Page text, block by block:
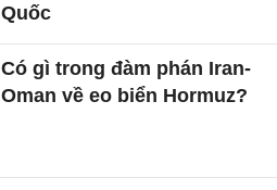
Quốc
Có gì trong đàm phán Iran-
Oman về eo biển Hormuz?